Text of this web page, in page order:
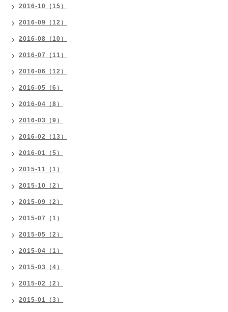
2016-10（15）
2016-09（12）
2016-08（10）
2016-07（11）
2016-06（12）
2016-05（6）
2016-04（8）
2016-03（9）
2016-02（13）
2016-01（5）
2015-11（1）
2015-10（2）
2015-09（2）
2015-07（1）
2015-05（2）
2015-04（1）
2015-03（4）
2015-02（2）
2015-01（3）